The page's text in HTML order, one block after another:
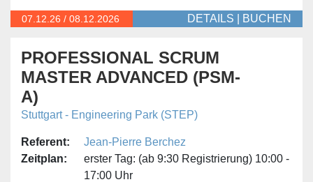
07.12. 26 / 08.12.2026 DETAILS BUCHEN
PROFESSIONAL SCRUM
MASTER ADVANCED (PSM-
A)
Stuttgart - Engineering Park (STEP)
Referent:
Jean-Pierre Berchez
Zeitplan:
erster Tag: (ab 9:30 Registrierung) 10:00 -
17:00 Uhr